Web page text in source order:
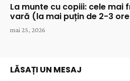
La munte cu copiii: cele mai
vară (la mai puțin de 2-3
mai 25, 2026
LĂSAȚI UN MESAJ